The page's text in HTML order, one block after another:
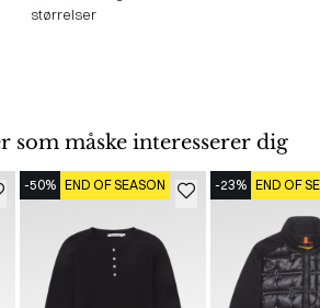
størrelser
som måske interesserer dig
-50% END OF SEASON -23% END OF